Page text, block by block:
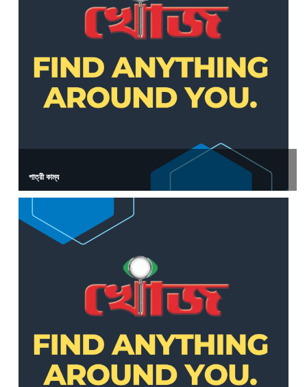
পাত্রী কাম্য